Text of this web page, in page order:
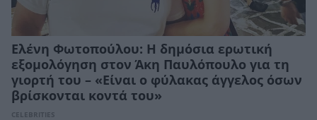
Ελένη Φωτοπούλου: Η δημόσια ερωτική
εξομολόγηση στον Άκη Παυλόπουλο για τη
γιορτή του – «Είναι ο φύλακας άγγελος όσων
βρίσκονται κοντά του»
CELEBRITIES